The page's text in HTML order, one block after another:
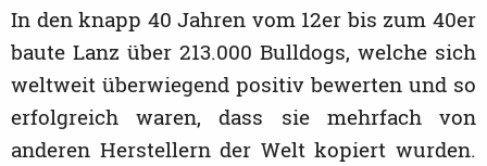
In den knapp 40 Jahren vom 12er bis zum 40er
baute Lanz über 213.000 Bulldogs, welche sich
weltweit überwiegend positiv bewerten und so
erfolgreich waren, dass sie mehrfach von
anderen Herstellern der Welt kopiert wurden.